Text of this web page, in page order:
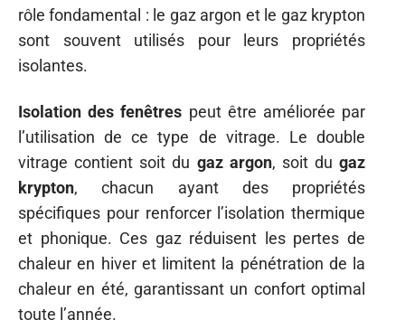
rôle fondamental : le gaz argon et le gaz krypton
sont souvent utilisés pour leurs propriétés
isolantes.
Isolation des fenêtres peut être améliorée par
l’utilisation de ce type de vitrage. Le double
vitrage contient soit du gaz argon, soit du gaz
krypton, chacun ayant des propriétés
spécifiques pour renforcer l’isolation thermique
et phonique. Ces gaz réduisent les pertes de
chaleur en hiver et limitent la pénétration de la
chaleur en été, garantissant un confort optimal
toute l’année.